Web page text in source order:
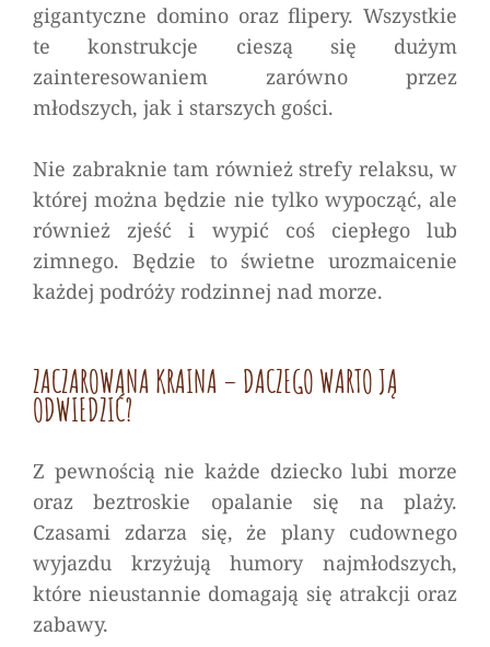
gigantyczne domino oraz flipery. Wszystkie
te konstrukcje cieszą się dużym
zainteresowaniem zarówno przez
młodszych, jak i starszych gości.
Nie zabraknie tam również strefy relaksu, w
której można będzie nie tylko wypocząć, ale
również zjeść i wypić coś ciepłego lub
zimnego. Będzie to świetne urozmaicenie
każdej podróży rodzinnej nad morze.
ZACZAROWANA KRAINA – DACZEGO WARTO JĄ
ODWIEDZIĆ?
Z pewnością nie każde dziecko lubi morze
oraz beztroskie opalanie się na plaży.
Czasami zdarza się, że plany cudownego
wyjazdu krzyżują humory najmłodszych,
które nieustannie domagają się atrakcji oraz
zabawy.